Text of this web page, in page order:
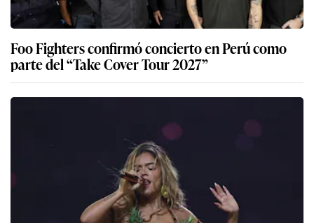
Foo Fighters confirmó concierto en Perú como
parte del “Take Cover Tour 2027”